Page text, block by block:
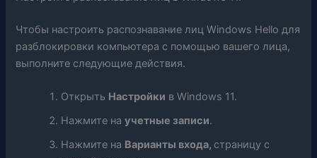
Чтобы настроить распознавание лиц Windows Hello для
разблокировки компьютера с помощью вашего лица,
выполните следующие действия.
Открыть Настройки в Windows 11.
Нажмите научетные записи.
Нажмите на Варианты входа, страницу с